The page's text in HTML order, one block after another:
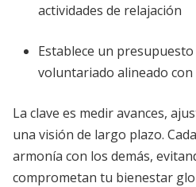
actividades de relajación
Establece un
voluntariado alineado
La clave es medir avances,
una visión de largo plazo.
armonía con los demás,
comprometan tu bienestar